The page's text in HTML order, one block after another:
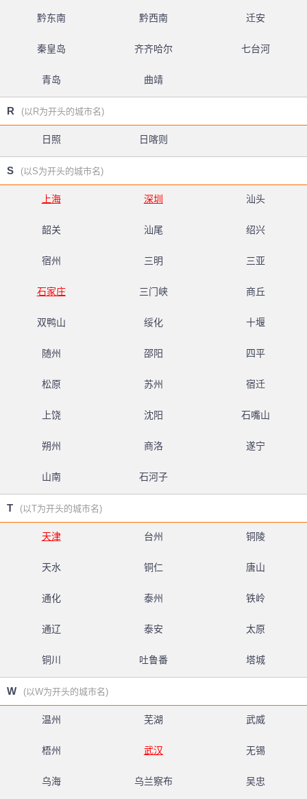
黔东南 黔西南 迁安
秦皇岛 齐齐哈尔 七台河
青岛 曲靖
R (以R为开头的城市名)
日照 日喀则
S (以S为开头的城市名)
上海 深圳 汕头
韶关 汕尾 绍兴
宿州 三明 三亚
石家庄 三门峡 商丘
双鸭山 绥化 十堰
随州 邵阳 四平
松原 苏州 宿迁
上饶 沈阳 石嘴山
朔州 商洛 遂宁
山南 石河子
T (以T为开头的城市名)
天津 台州 铜陵
天水 铜仁 唐山
通化 泰州 铁岭
通辽 泰安 太原
铜川 吐鲁番 塔城
W (以W为开头的城市名)
温州 芜湖 武威
梧州 武汉 无锡
乌海 乌兰察布 吴忠